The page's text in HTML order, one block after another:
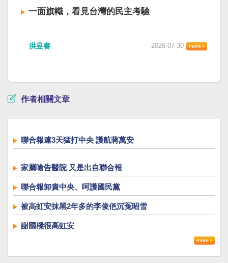
一面旗幟，看見台灣的民主考驗
洪昱睿 2026-07-30
作者相關文章
聯合報連3天猛打中央 護航蔣萬安
家屬嗆告醫院 又是出自聯合報
聯合報卸責中央、呵護國民黨
被高虹安抹黑2年多的李俊俋沉冤昭雪
謝國樑很高虹安